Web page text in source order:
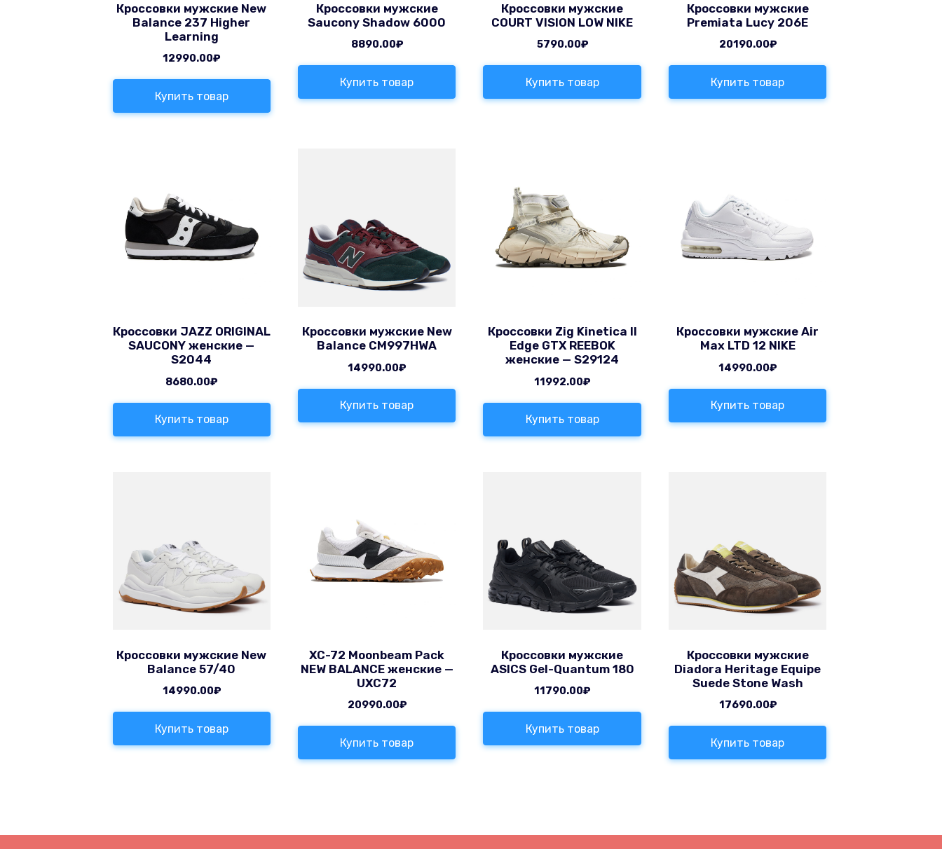
Кроссовки мужские New
Balance 237 Higher
Learning
12990.00₽
Купить товар
Кроссовки мужские
Saucony Shadow 6000
8890.00₽
Купить товар
Кроссовки мужские
COURT VISION LOW NIKE
5790.00₽
Купить товар
Кроссовки мужские
Premiata Lucy 206E
20190.00₽
Купить товар
Кроссовки JAZZ ORIGINAL
SAUCONY женские —
S2044
8680.00₽
Купить товар
Кроссовки мужские New
Balance CM997HWA
14990.00₽
Купить товар
Кроссовки Zig Kinetica II
Edge GTX REEBOK
женские — S29124
11992.00₽
Купить товар
Кроссовки мужские Air
Max LTD 12 NIKE
14990.00₽
Купить товар
Кроссовки мужские New
Balance 57/40
14990.00₽
Купить товар
XC-72 Moonbeam Pack
NEW BALANCE женские —
UXC72
20990.00₽
Купить товар
Кроссовки мужские
ASICS Gel-Quantum 180
11790.00₽
Купить товар
Кроссовки мужские
Diadora Heritage Equipe
Suede Stone Wash
17690.00₽
Купить товар